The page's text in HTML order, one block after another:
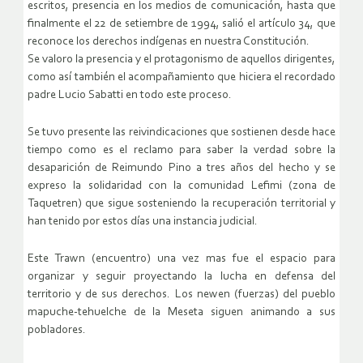
escritos, presencia en los medios de comunicación, hasta que
finalmente el 22 de setiembre de 1994, salió el artículo 34, que
reconoce los derechos indígenas en nuestra Constitución.
Se valoro la presencia y el protagonismo de aquellos dirigentes,
como así también el acompañamiento que hiciera el recordado
padre Lucio Sabatti en todo este proceso.
Se tuvo presente las reivindicaciones que sostienen desde hace
tiempo como es el reclamo para saber la verdad sobre la
desaparición de Reimundo Pino a tres años del hecho y se
expreso la solidaridad con la comunidad Lefimi (zona de
Taquetren) que sigue sosteniendo la recuperación territorial y
han tenido por estos días una instancia judicial.
Este Trawn (encuentro) una vez mas fue el espacio para
organizar y seguir proyectando la lucha en defensa del
territorio y de sus derechos. Los newen (fuerzas) del pueblo
mapuche-tehuelche de la Meseta siguen animando a sus
pobladores.